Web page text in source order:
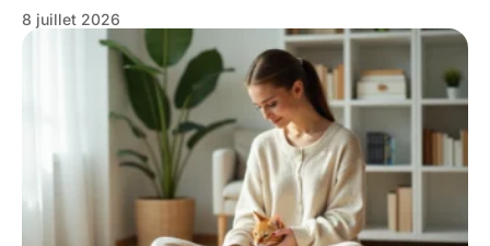
8 juillet 2026